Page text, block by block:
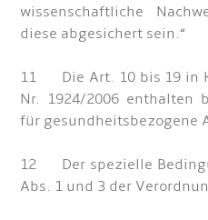
wissenschaftliche
diese abgesichert sein.“
11 Die Art. 10 bis 19 in
Nr. 1924/2006 enthalten
für gesundheitsbezogene
12 Der spezielle
Abs. 1 und 3 der